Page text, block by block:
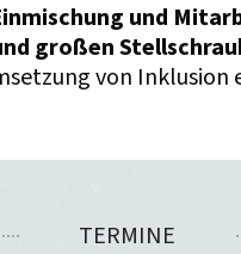
und
großen
von Inklusion
TERMINE